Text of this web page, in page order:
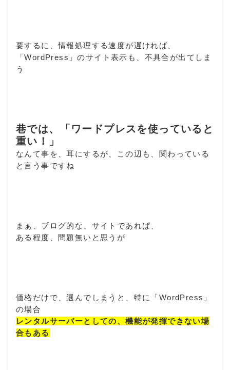
要するに、情報処理する速度が遅ければ、
「WordPress」のサイト表示も、不具合が出てしま
う
巷では、「ワードプレスを使っていると
重い！」
なんて事を、耳にするが、この辺も、関わっている
と言う事ですね
まぁ、ブログ的な、サイトであれば、
ある程度、問題無いと思うが
価格だけで、選んでしまうと、特に「WordPress」
の場合
レンタルサーバーとしての、機能が発揮できない場
合もある